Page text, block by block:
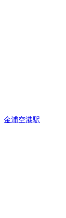
金浦空港駅